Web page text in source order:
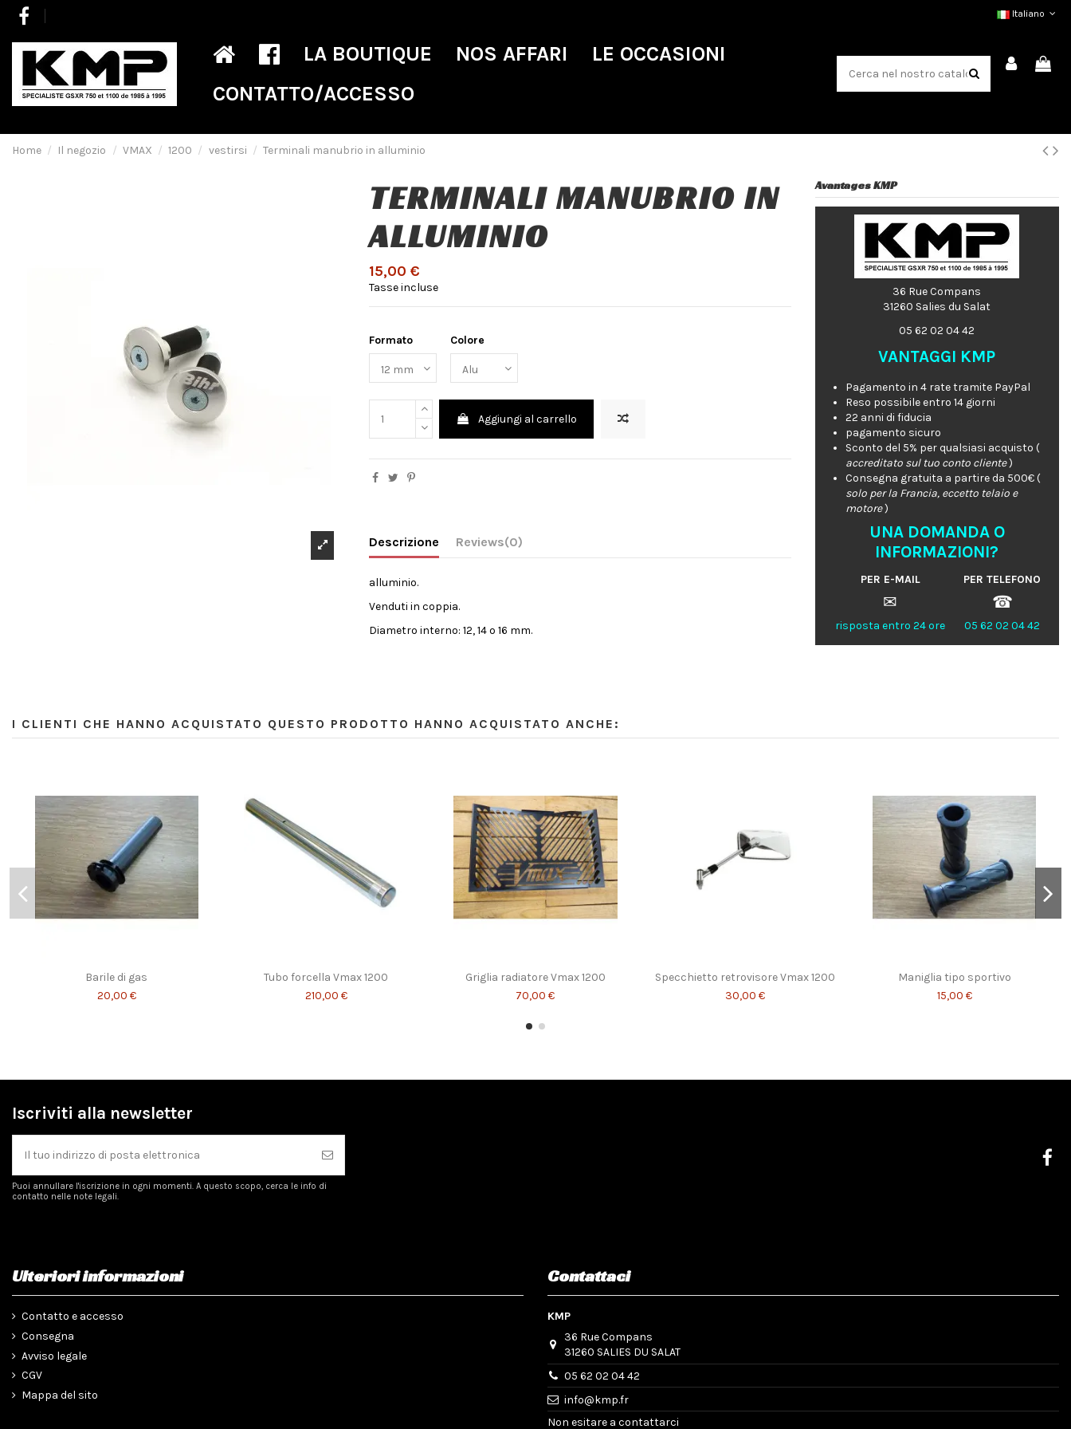
Italiano
LA BOUTIQUE NOS AFFARI
LE OCCASIONI
CONTATTO/ACCESSO
Home Il negozio VMAX 1200 vestirsi Terminali manubrio in alluminio
TERMINALI MANUBRIO IN
ALLUMINIO
15,00 €
Tasse incluse
Formato Colore
Aggiungi al carrello
Descrizione Reviews(0)
alluminio.
Venduti in coppia.
Diametro interno: 12, 14 o 16 mm.
Avantages KMP
36 Rue Compans
31260 Salies du Salat
05 62 02 04 42
VANTAGGI KMP
Pagamento in 4 rate tramite PayPal
Reso possibile entro 14 giorni
22 anni di fiducia
pagamento sicuro
Sconto del 5% per qualsiasi acquisto (
accreditato sul tuo conto cliente)
Consegna gratuita a partire da 500€ (
solo per la Francia, eccetto telaio e
motore)
UNA DOMANDA O
INFORMAZIONI?
PER E-MAIL PER TELEFONO
✉ ☎
risposta entro 24 ore 05 62 02 04 42
I CLIENTI CHE HANNO ACQUISTATO QUESTO PRODOTTO HANNO ACQUISTATO ANCHE:
Barile di gas
20,00 €
Tubo forcella Vmax 1200
210,00 €
Griglia radiatore Vmax 1200
70,00 €
Specchietto retrovisore Vmax 1200
30,00 €
Maniglia tipo sportivo
15,00 €
Iscriviti alla newsletter
Puoi annullare l'iscrizione in ogni momenti. A questo scopo, cerca le info di
contatto nelle note legali.
Ulteriori informazioni
Contatto e accesso
Consegna
Avviso legale
CGV
Mappa del sito
Contattaci
KMP
36 Rue Compans
31260 SALIES DU SALAT
05 62 02 04 42
info@kmp.fr
Non esitare a contattarci